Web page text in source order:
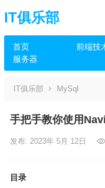
IT俱乐部
首页 前端技
服务器
IT俱乐部 MySql
手把手教你使用
发布: 2023年 5月 12日
目录